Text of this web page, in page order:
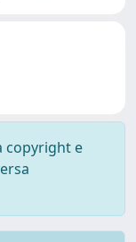
copyright e